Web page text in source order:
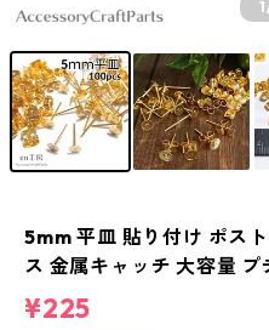
1
5mm 平皿 貼り付け ポス
ス 金属キャッチ 大容量 プ
¥225